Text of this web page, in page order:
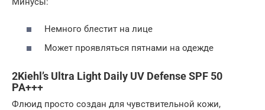
Немного блестит на лице
Может проявляться пятнами на одежде
2Kiehl’s Ultra Light Daily UV Defense SPF 50
PA+++
Флюид просто создан для чувствительной кожи,